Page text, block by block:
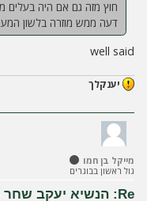
דעה ממש מוזרה בלשון
well said
יענקלך
מייקל בן חמו
גול ראשון בבוגרים
Re: הנשיא יעקב שחר - נושא רשמי